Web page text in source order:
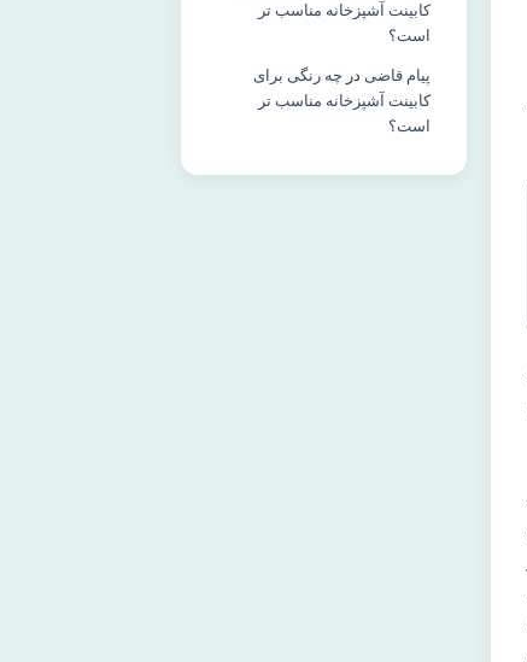
کابینت آشپزخانه مناسب‌ تر
است؟
پیام قاضی در چه رنگی برای
کابینت آشپزخانه مناسب‌ تر
است؟